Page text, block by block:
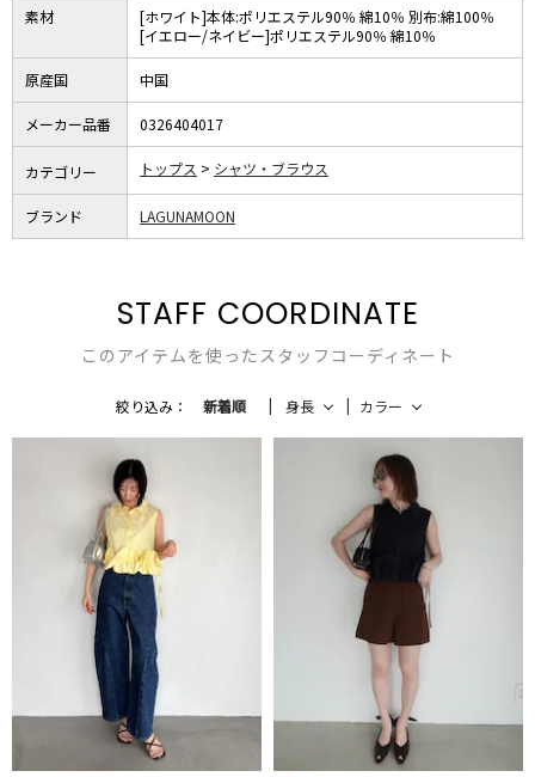
素材
[ホワイト]本体:ポリエステル90％ 綿10％ 別布:綿100％
[イエロー/ネイビー]ポリエステル90％ 綿10％
原産国 中国
メーカー品番 0326404017
カテゴリー トップス シャツ・ブラウス
ブランド LAGUNAMOON
STAFF COORDINATE
このアイテムを使ったスタッフコーディネート
絞り込み： 新着順 身長 カラー